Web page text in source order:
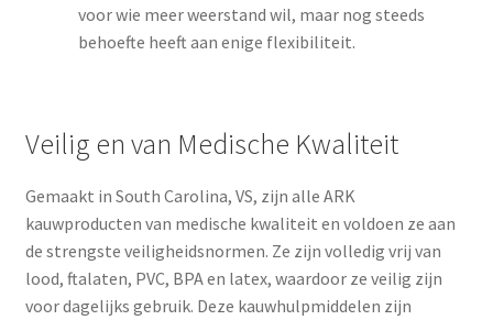
voor wie meer weerstand wil, maar nog steeds
behoefte heeft aan enige flexibiliteit.
Veilig en van Medische Kwaliteit
Gemaakt in South Carolina, VS, zijn alle ARK
kauwproducten van medische kwaliteit en voldoen ze aan
de strengste veiligheidsnormen. Ze zijn volledig vrij van
lood, ftalaten, PVC, BPA en latex, waardoor ze veilig zijn
voor dagelijks gebruik. Deze kauwhulpmiddelen zijn